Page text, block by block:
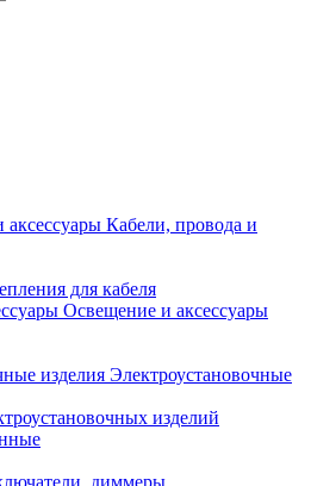
Кабели, провода и
для кабеля
Освещение и аксессуары
Электроустановочные
изделий
диммеры